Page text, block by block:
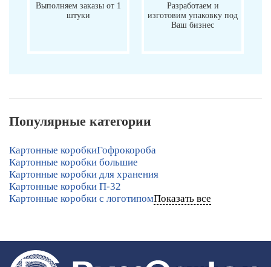
Выполняем заказы от 1
штуки
Разработаем и
изготовим упаковку под
Ваш бизнес
Популярные категории
Картонные коробкиГофрокороба
Картонные коробки большие
Картонные коробки для хранения
Картонные коробки П-32
Картонные коробки с логотипомПоказать все